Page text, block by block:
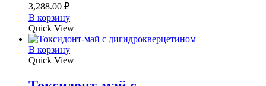
3,288.00 ₽
В корзину
Quick View
В корзину
Quick View